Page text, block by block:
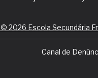
© 2026 Escola Secundária
Canal de